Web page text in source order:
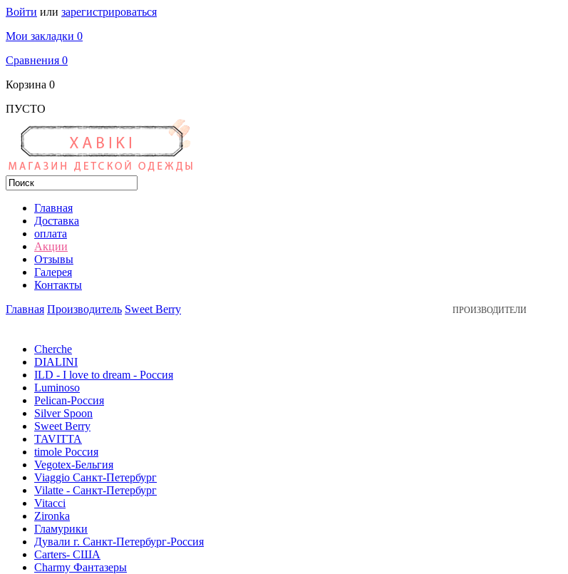
Войти или зарегистрироваться
Мои закладки 0
Сравнения 0
Корзина 0
ПУСТО
Главная
Доставка
оплата
Акции
Отзывы
Галерея
Контакты
Главная Производитель Sweet Berry ПРОИЗВОДИТЕЛИ
Cherche
DIALINI
ILD - I love to dream - Россия
Luminoso
Pelican-Россия
Silver Spoon
Sweet Berry
TAVITTA
timole Россия
Vegotex-Бельгия
Viaggio Санкт-Петербург
Vilatte - Санкт-Петербург
Vitacci
Zironka
Гламурики
Дували г. Санкт-Петербург-Россия
Сarters- США
Charmy Фантазеры